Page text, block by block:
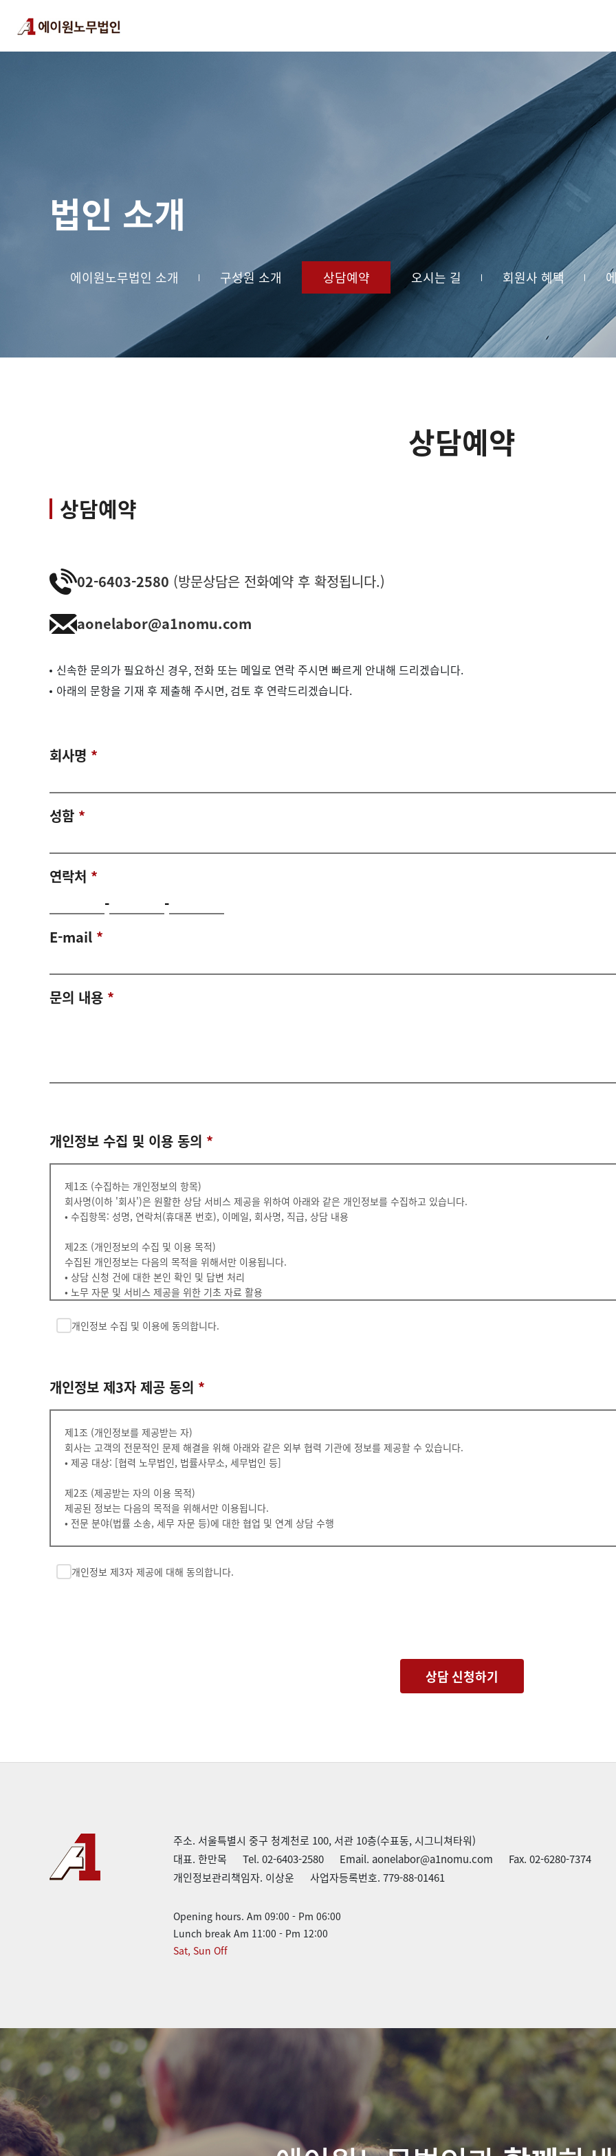
법인 소개
에이원노무법인 소개 구성원 소개 상담예약 오시는 길 회원사 혜택
상담예약
상담예약
02-6403-2580 (방문상담은 전화예약 후 확정됩니다.)
aonelabor@a1nomu.com
신속한 문의가 필요하신 경우, 전화 또는 메일로 연락 주시면 빠르게 안내해 드리겠습니다.
아래의 문항을 기재 후 제출해 주시면, 검토 후 연락드리겠습니다.
회사명 *
성함 *
연락처 *
-
-
E-mail *
문의 내용 *
개인정보 수집 및 이용 동의 *
제1조 (수집하는 개인정보의 항목)
회사명(이하 '회사')은 원활한 상담 서비스 제공을 위하여 아래와 같은 개인정보를 수집하고 있습니다.
• 수집항목: 성명, 연락처(휴대폰 번호), 이메일, 회사명, 직급, 상담 내용
제2조 (개인정보의 수집 및 이용 목적)
수집된 개인정보는 다음의 목적을 위해서만 이용됩니다.
• 상담 신청 건에 대한 본인 확인 및 답변 처리
• 노무 자문 및 서비스 제공을 위한 기초 자료 활용
제3조 (개인정보의 보유 및 이용 기간)
• 보존 기간: 3년 (상담 이력 관리 및 분쟁 대응 목적)
제4조 (동의 거부 권리 및 불이익)
귀하는 개인정보 수집 및 이용에 동의하지 않을 권리가 있습니다. 단, 필수 항목에 대한 동의를 거부하실 경우 상담 신청 및 서비스 이용이
개인정보 수집 및 이용에 동의합니다.
개인정보 제3자 제공 동의 *
제1조 (개인정보를 제공받는 자)
회사는 고객의 전문적인 문제 해결을 위해 아래와 같은 외부 협력 기관에 정보를 제공할 수 있습니다.
• 제공 대상: [협력 노무법인, 법률사무소, 세무법인 등]
제2조 (제공받는 자의 이용 목적)
제공된 정보는 다음의 목적을 위해서만 이용됩니다.
• 전문 분야(법률 소송, 세무 자문 등)에 대한 협업 및 연계 상담 수행
성명, 연락처, 상담 내용 요약 등 연계 상담에 필요한 최소한의 항목에 한함.
귀하는 개인정보의 제3자 제공에 동의하지 않을 권리가 있습니다. 본 사항은 선택 사항으로, 동의하지 않더라도 회사의 기본 상담 서비스
개인정보 제3자 제공에 대해 동의합니다.
상담 신청하기
주소. 서울특별시 중구 청계천로 100, 서관 10층(수표동, 시그니쳐타워)
대표. 한만목
Tel. 02-6403-2580 Email. aonelabor@a1nomu.com
Fax. 02-6280-7374
개인정보관리책임자. 이상운
사업자등록번호. 779-88-01461
Opening hours. Am 09:00 - Pm 06:00
Lunch break Am 11:00 - Pm 12:00
Sat, Sun Off